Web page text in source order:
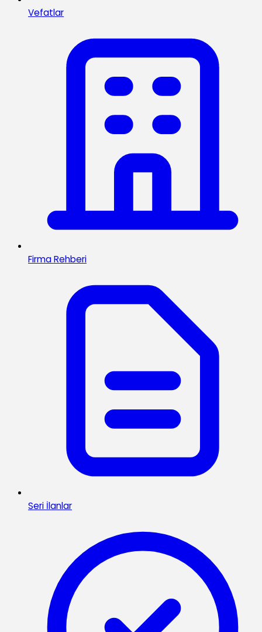
Vefatlar
Firma Rehberi
Seri İlanlar